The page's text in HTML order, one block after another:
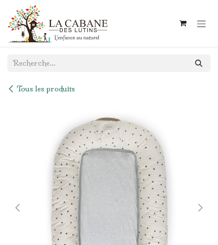
Se rendre au contenu
Tous les produits